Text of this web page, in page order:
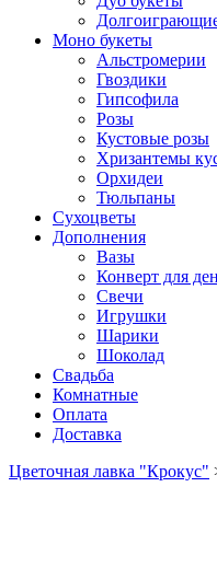
Моно букеты
Альстромерии
Гвоздики
Гипсофила
Розы
Кустовые розы
Хризантемы
Орхидеи
Тюльпаны
Сухоцветы
Дополнения
Вазы
Конверт для
Свечи
Игрушки
Шарики
Шоколад
Свадьба
Комнатные
Оплата
Доставка
Цветочная лавка "Крокус"